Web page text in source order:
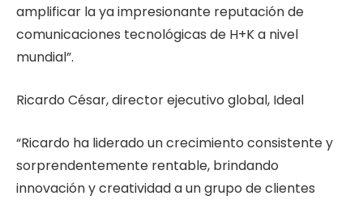
amplificar la ya impresionante reputación de
comunicaciones tecnológicas de H+K a nivel
mundial”.
Ricardo César, director ejecutivo global, Ideal
“Ricardo ha liderado un crecimiento consistente y
sorprendentemente rentable, brindando
innovación y creatividad a un grupo de clientes